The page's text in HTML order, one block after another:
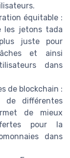
équitable :
les jetons tada
juste pour
et ainsi
dans
de blockchain :
de différentes
de mieux
pour la
dans